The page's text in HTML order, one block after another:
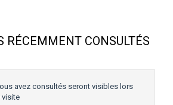
RÉCEMMENT CONSULTÉS
avez consultés seront visibles lors
visite